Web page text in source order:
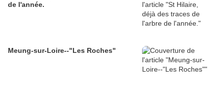
de l'année.
Meung-sur-Loire--"Les Roches"